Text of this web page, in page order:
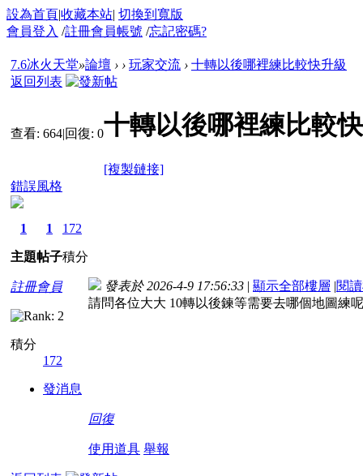
設為首頁|收藏本站| 切換到寬版
會員登入 /註冊會員帳號 /忘記密碼?
7.6冰火天堂»論壇 › › 玩家交流 › 十轉以後哪裡練比較快升級
返回列表
查看: 664|回復: 0十轉以後哪裡練比較
[複製鏈接]
錯誤風格
1
主題
1
帖子
172
積分
註冊會員
積分
172
發消息
發表於 2026-4-9 17:56:33 | 顯示全部樓層 |閱
請問各位大大 10轉以後鍊等需要去哪個地圖練呢
回復
使用道具 舉報